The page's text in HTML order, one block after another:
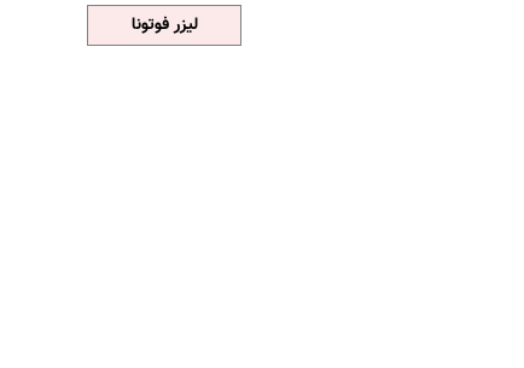
لیزر فوتونا